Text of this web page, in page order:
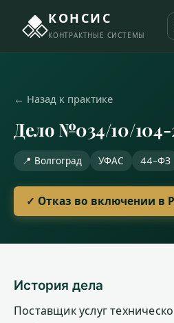
КОНСИС
КОНТРАКТНЫЕ СИСТЕМЫ
← Назад к практике
Дело №034/10/104-
📍 Волгоград УФАС 44-ФЗ
✓ Отказ во включении в
История дела
Поставщик услуг